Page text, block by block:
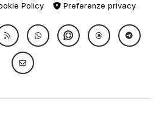
Policy Preferenze privacy